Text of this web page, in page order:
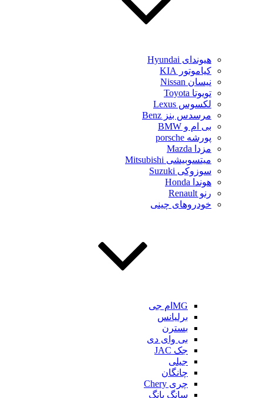
هیوندای Hyundai
کیاموتور KIA
نیسان Nissan
تویوتا Toyota
لکسوس Lexus
مرسدس بنز Benz
بی ام و BMW
پورشه porsche
مزدا Mazda
میتسوبیشی Mitsubishi
سوزوکی Suzuki
هوندا Honda
رنو Renault
خودروهای چینی
MGام جی
برلیانس
بسترن
بی وای دی
جک JAC
جیلی
چانگان
چری Chery
سانگ یانگ